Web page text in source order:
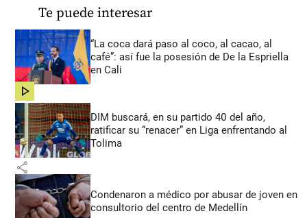
Te puede interesar
“La coca dará paso al coco, al cacao, al
café”: así fue la posesión de De la Espriella
en Cali
share
DIM buscará, en su partido 40 del año,
ratificar su “renacer” en Liga enfrentando al
Tolima
share
Condenaron a médico por abusar de joven en
consultorio del centro de Medellín